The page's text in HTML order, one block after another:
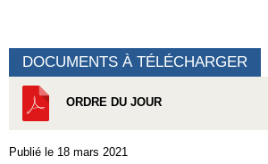
DOCUMENTS À TÉLÉCHARGER
ORDRE DU JOUR
Publié le 18 mars 2021